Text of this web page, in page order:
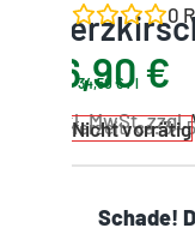
0
6,90€
34,50€/l
inkl. MwSt. zzgl.
Lieferzeit:ca. 3 -
Nicht vorrätig
Schade!